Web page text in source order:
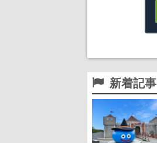
新着記事